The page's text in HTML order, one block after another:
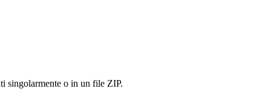
singolarmente o in un file ZIP.